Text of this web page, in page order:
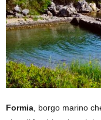
Formia , borgo marino